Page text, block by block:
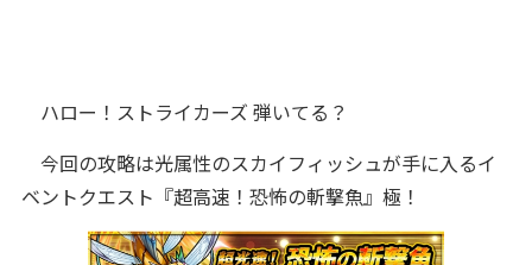
ハロー！ストライカーズ 弾いてる？
今回の攻略は光属性のスカイフィッシュが手に入るイ
ベントクエスト『超高速！恐怖の斬撃魚』極！